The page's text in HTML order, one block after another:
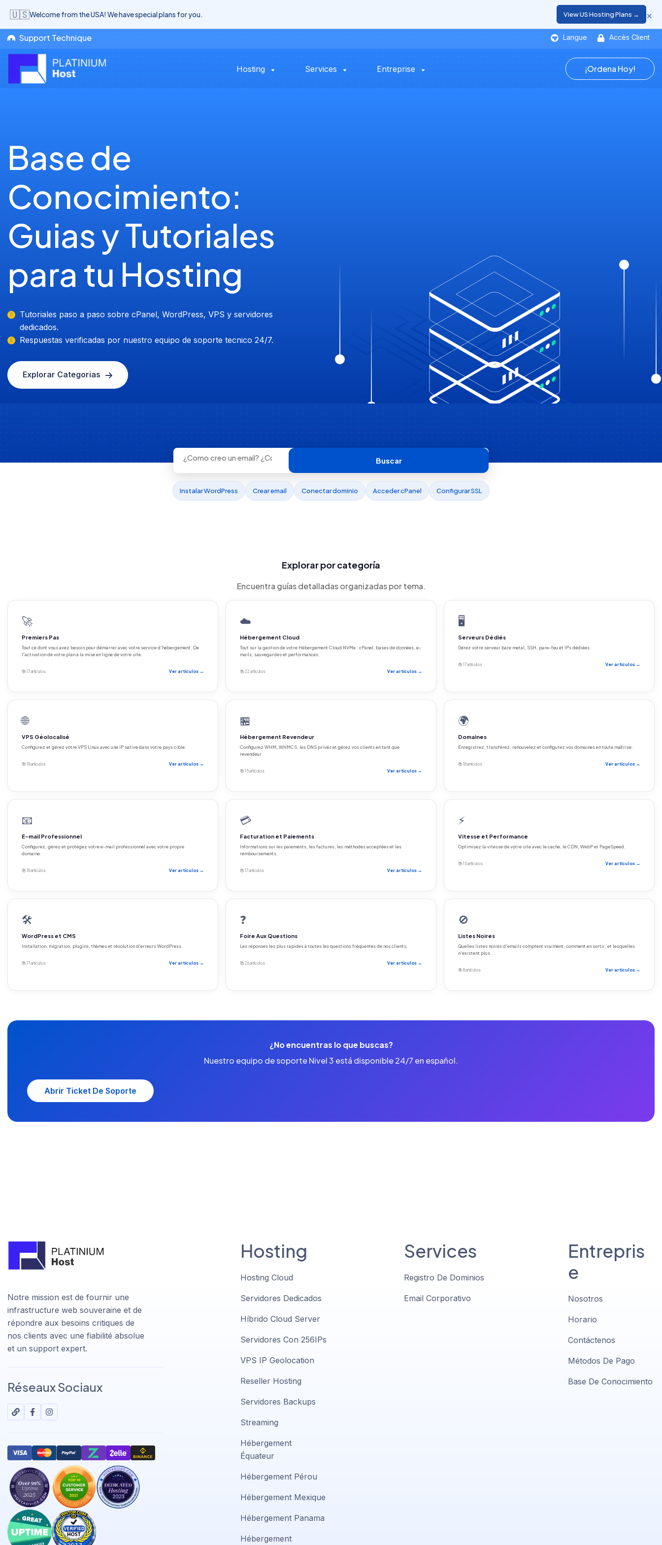
Support Technique Langue Accès Client
Hosting Services Entreprise ¡Ordena Hoy!
🇺🇸Welcome from the USA! We have special plans for you. View US Hosting Plans → ×
Base de
Conocimiento:
Guias y Tutoriales
para tu Hosting
Tutoriales paso a paso sobre cPanel, WordPress, VPS y servidores
dedicados.
Respuestas verificadas por nuestro equipo de soporte tecnico 24/7.
Explorar Categorias
Buscar
Instalar WordPress Crear email Conectar dominio Acceder cPanel Configurar SSL
Explorar por categoría
Encuentra guías detalladas organizadas por tema.
🚀
Premiers Pas
Tout ce dont vous avez besoin pour démarrer avec votre service d'hébergement. De
l'activation de votre plan à la mise en ligne de votre site.
📚 17 artículos Ver artículos →
☁️
Hébergement Cloud
Tout sur la gestion de votre Hébergement Cloud NVMe : cPanel, bases de données, e-
mails, sauvegardes et performances.
📚 22 artículos Ver artículos →
🖥️
Serveurs Dédiés
Gérez votre serveur bare metal, SSH, pare-feu et IPs dédiées.
📚 17 artículos Ver artículos →
🌐
VPS Géolocalisé
Configurez et gérez votre VPS Linux avec une IP native dans votre pays cible.
📚 18 artículos Ver artículos →
🏪
Hébergement Revendeur
Configurez WHM, WHMCS, les DNS privés et gérez vos clients en tant que
revendeur.
📚 15 artículos Ver artículos →
🌍
Domaines
Enregistrez, transférez, renouvelez et configurez vos domaines en toute maîtrise.
📚 18 artículos Ver artículos →
📧
E-mail Professionnel
Configurez, gérez et protégez votre e-mail professionnel avec votre propre
domaine.
📚 18 artículos Ver artículos →
💳
Facturation et Paiements
Informations sur les paiements, les factures, les méthodes acceptées et les
remboursements.
📚 17 artículos Ver artículos →
⚡
Vitesse et Performance
Optimisez la vitesse de votre site avec le cache, le CDN, WebP et PageSpeed.
📚 15 artículos Ver artículos →
🛠️
WordPress et CMS
Installation, migration, plugins, thèmes et résolution d'erreurs WordPress.
📚 17 artículos Ver artículos →
❓
Foire Aux Questions
Les réponses les plus rapides à toutes les questions fréquentes de nos clients.
📚 26 artículos Ver artículos →
🚫
Listes Noires
Quelles listes noires d'emails comptent vraiment, comment en sortir, et lesquelles
n'existent plus.
📚 8 artículos Ver artículos →
¿No encuentras lo que buscas?
Nuestro equipo de soporte Nivel 3 está disponible 24/7 en español.
Abrir Ticket De Soporte
Notre mission est de fournir une
infrastructure web souveraine et de
répondre aux besoins critiques de
nos clients avec une fiabilité absolue
et un support expert.
Réseaux Sociaux
Hosting
Hosting Cloud
Servidores Dedicados
Híbrido Cloud Server
Servidores Con 256IPs
VPS IP Geolocation
Reseller Hosting
Servidores Backups
Streaming
Hébergement
Équateur
Hébergement Pérou
Hébergement Mexique
Hébergement Panama
Hébergement
Services
Registro De Dominios
Email Corporativo
Entrepris
e
Nosotros
Horario
Contáctenos
Métodos De Pago
Base De Conocimiento